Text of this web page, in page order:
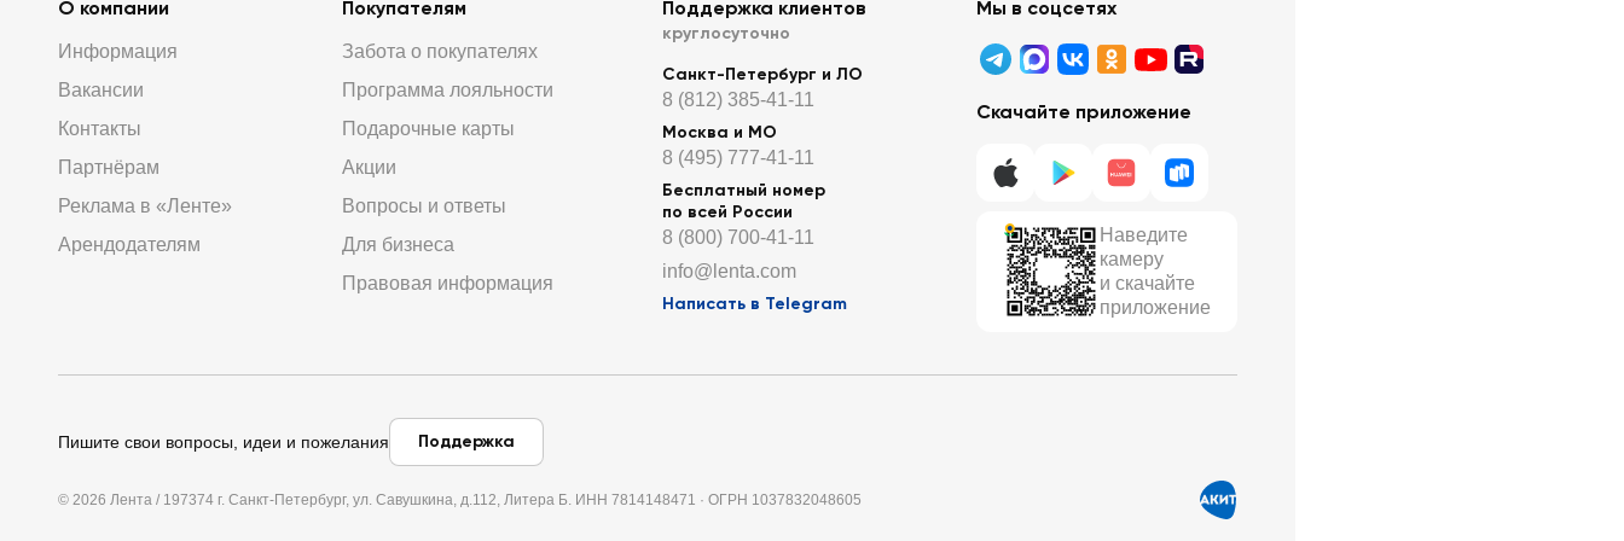
О компании
Информация
Вакансии
Контакты
Партнёрам
Реклама в «Ленте»
Арендодателям
Покупателям
Забота о покупателях
Программа лояльности
Подарочные карты
Акции
Вопросы и ответы
Для бизнеса
Правовая информация
Поддержка клиентов
круглосуточно
Санкт-Петербург и ЛО
8 (812) 385-41-11
Москва и МО
8 (495) 777-41-11
Бесплатный номер
по всей России
8 (800) 700-41-11
info@lenta.com
Написать в Telegram
Мы в соцсетях
Скачайте приложение
Наведите
камеру
и скачайте
приложение
Пишите свои вопросы, идеи и пожелания Поддержка
© 2026 Лента / 197374 г. Санкт-Петербург, ул. Савушкина, д.112, Литера Б. ИНН 7814148471 · ОГРН 1037832048605